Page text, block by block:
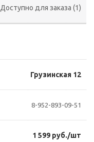
Доступно для заказа (1)
Грузинская 12
8-952-893-09-51
1 599 руб./шт